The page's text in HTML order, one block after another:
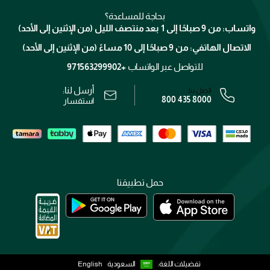
الإرجاع
برنامج الولاء ميوز
الوظائف
الشروط و الأحكام
رقم السجل التجاري: 7013320481 — صادر من وزارة التجارة
بحاجة للمساعدة؟
واتساب: من 9 صباحًا إلى 1 بعد منتصف الليل (من الإثنين إلى الأحد)
الاتصال الهاتفي: من 9 صباحًا إلى 10 مساءً (من الإثنين إلى الأحد)
للتواصل عبر الواتساب +971563299902
اتصل بنا:
800 435 8000
أرسل لنا:
استفسار
حمل تطبيقنا
تفضيلات اللغة: السعودية English